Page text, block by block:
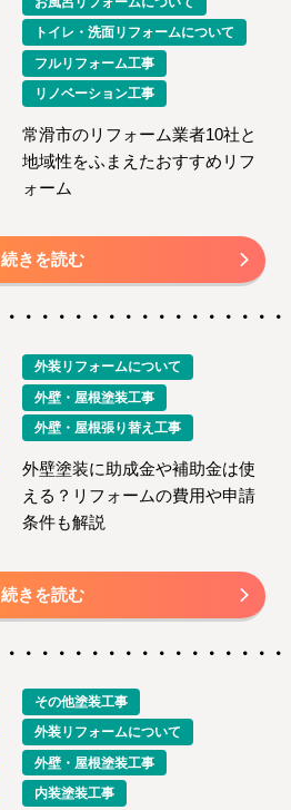
トイレ・洗面リフォームについて
フルリフォーム工事
リノベーション工事
常滑市のリフォーム業者10社と
地域性をふまえたおすすめリフ
ォーム
続きを読む
外装リフォームについて
外壁・屋根塗装工事
外壁・屋根張り替え工事
外壁塗装に助成金や補助金は使
える？リフォームの費用や申請
条件も解説
続きを読む
その他塗装工事
外装リフォームについて
外壁・屋根塗装工事
内装塗装工事